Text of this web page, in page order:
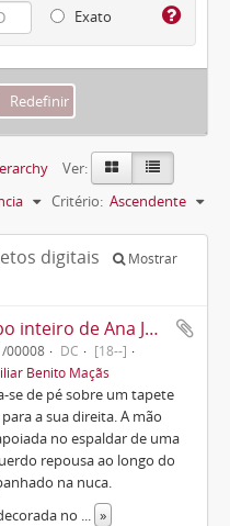
Exato
Ver:
Critério: Ascendente
digitais
Mostrar
[Retrato de corpo inteiro de Ana José Benito]
00008 DC
[18--]
Benito Maçãs
se de pé sobre um tapete
a sua direita. A mão
no espaldar de uma
repousa ao longo do
na nuca.
no ... »